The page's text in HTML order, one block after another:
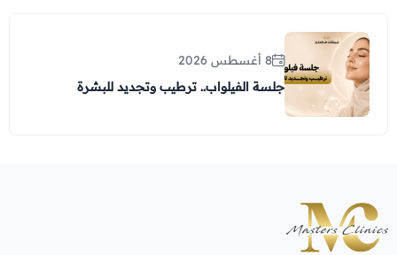
8 أغسطس 2026
جلسة الفيلواب.. ترطيب وتجديد للبشرة